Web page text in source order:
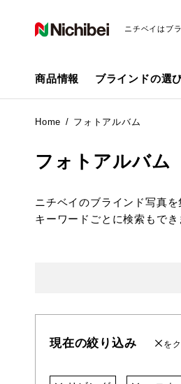
ニチベイはブ
商品情報 ブラインドの選
Home フォトアルバム
フォトアルバム
ニチベイのブラインド写真を
キーワードごとに検索もで
現在の絞り込み を